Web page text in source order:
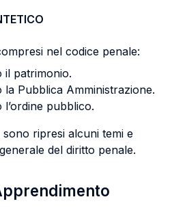
nel codice penale:
il patrimonio.
la Pubblica Amministrazione.
pubblico.
ripresi alcuni temi e
del diritto penale.